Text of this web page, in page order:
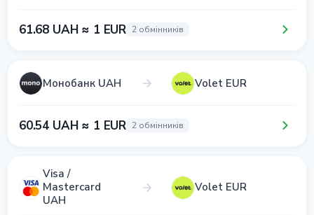
61.68 UAH ≈ 1 EUR 2 обмінників
Монобанк UAH Volet EUR
60.54 UAH ≈ 1 EUR 2 обмінників
Visa /
Mastercard
UAH
Volet EUR